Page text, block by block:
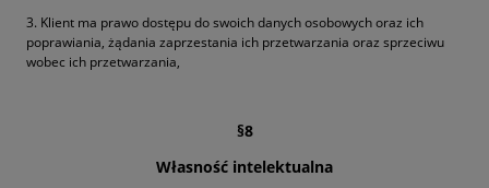
3. Klient ma prawo dostępu do swoich danych osobowych oraz ich
poprawiania, żądania zaprzestania ich przetwarzania oraz sprzeciwu
wobec ich przetwarzania,
§8
Własność intelektualna